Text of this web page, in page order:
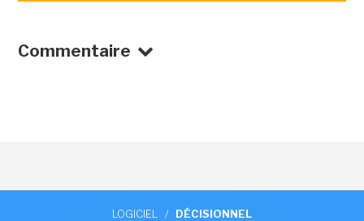
Commentaire
LOGICIEL / DÉCISIONNEL